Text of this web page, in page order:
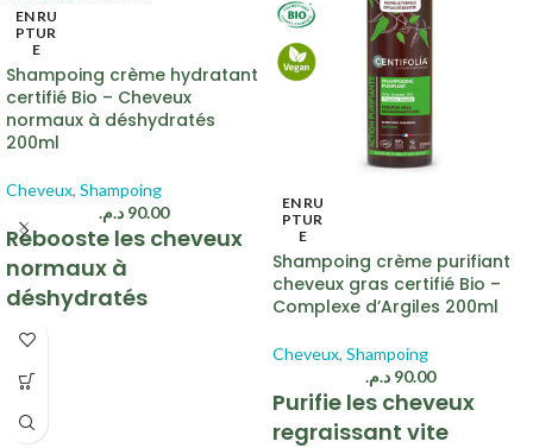
EN RU
PTUR
E
Shampoing crème hydratant
certifié Bio – Cheveux
normaux à déshydratés
200ml
Cheveux, Shampoing
90.00 د.م.
Rebooste les cheveux
normaux à
déshydratés
Base lavante extrêmement douce
40% gel d’Aloe Vera Bio
99% d’ingrédients d’origine naturelle
EN RU
PTUR
E
Shampoing crème purifiant
cheveux gras certifié Bio –
Complexe d’Argiles 200ml
Cheveux, Shampoing
90.00 د.م.
Purifie les cheveux
regraissant vite